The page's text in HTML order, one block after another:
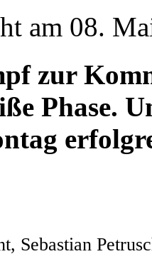
am 08.
zur
Phase.
Sebastian